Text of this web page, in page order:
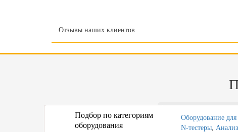
Отзывы наших клиентов
Подбор по категориям
оборудования
Оборудование для
N-тестеры